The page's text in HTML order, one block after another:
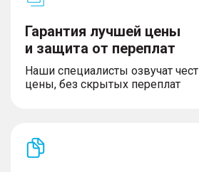
Гарантия лучшей цены
и защита от переплат
Наши специалисты озвучат
цены, без скрытых переплат